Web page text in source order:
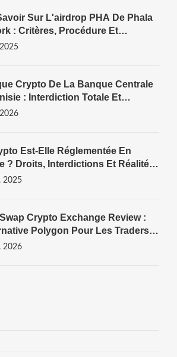
Sur L'airdrop PHA De Phala
: Critères, Procédure Et
Crypto De La Banque Centrale
: Interdiction Totale Et
En 2026
Est-Elle Réglementée En
? Droits, Interdictions Et Réalité
En 2025
2025
Crypto Exchange Review :
Polygon Pour Les Traders
2026